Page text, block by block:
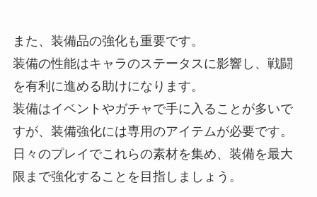
また、装備品の強化も重要です。
装備の性能はキャラのステータスに影響し、戦闘
を有利に進める助けになります。
装備はイベントやガチャで手に入ることが多いで
すが、装備強化には専用のアイテムが必要です。
日々のプレイでこれらの素材を集め、装備を最大
限まで強化することを目指しましょう。